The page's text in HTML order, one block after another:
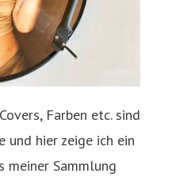
Farben etc. sind
und hier zeige ich ein
meiner Sammlung